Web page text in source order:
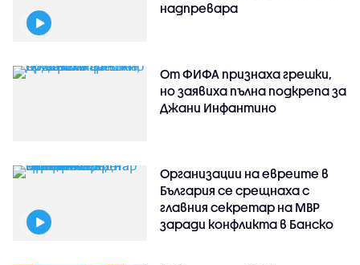
надпревара
От ФИФА признаха грешки,
но заявиха пълна подкрепа за
Джани Инфантино
Организации на евреите в
България се срещнаха с
главния секретар на МВР
заради конфликта в Банско